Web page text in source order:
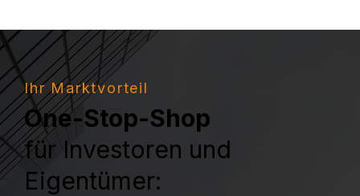
Ihr Marktvorteil
One-Stop-Shop
für Investoren und
Eigentümer: